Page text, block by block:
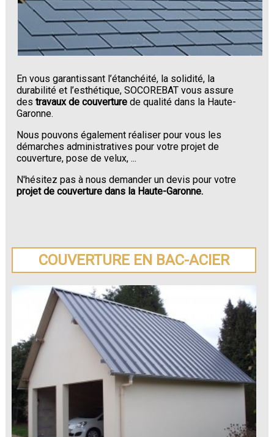
En vous garantissant l’étanchéité, la solidité, la
durabilité et l’esthétique, SOCOREBAT vous assure
des travaux de couverture de qualité dans la Haute-
Garonne.
Nous pouvons également réaliser pour vous les
démarches administratives pour votre projet de
couverture, pose de velux, ...
N'hésitez pas à nous demander un devis pour votre
projet de couverture dans la Haute-Garonne.
COUVERTURE EN BAC-ACIER